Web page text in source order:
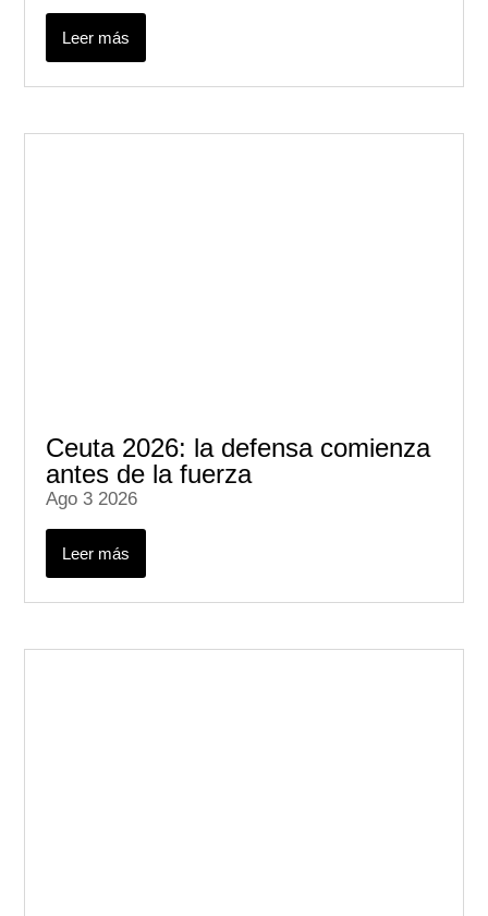
Leer más
Ceuta 2026: la defensa comienza
antes de la fuerza
Ago 3 2026
Leer más